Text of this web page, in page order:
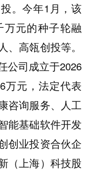
。今年1月，该
元的种子轮融
高瓴创投等。
公司成立于2026
万元，法定代表
咨询服务、人工
能基础软件开发
创业投资合伙企
（上海）科技股